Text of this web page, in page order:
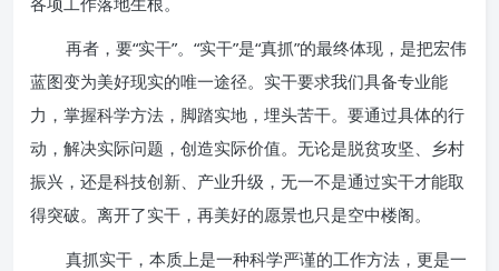
再者，要“实干”。“实干”是“真抓”的最终体现，是把宏伟
蓝图变为美好现实的唯一途径。实干要求我们具备专业能
力，掌握科学方法，脚踏实地，埋头苦干。要通过具体的行
动，解决实际问题，创造实际价值。无论是脱贫攻坚、乡村
振兴，还是科技创新、产业升级，无一不是通过实干才能取
得突破。离开了实干，再美好的愿景也只是空中楼阁。
真抓实干，本质上是一种科学严谨的工作方法，更是一